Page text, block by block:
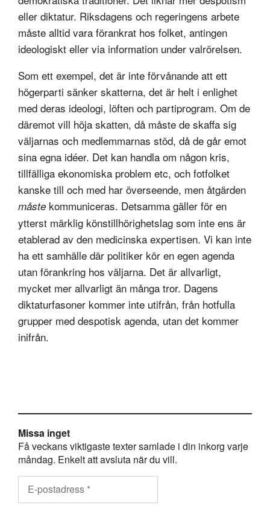
eller diktatur. Riksdagens och regeringens arbete
måste alltid vara förankrat hos folket, antingen
ideologiskt eller via information under valrörelsen.
Som ett exempel, det är inte förvånande att ett
högerparti sänker skatterna, det är helt i enlighet
med deras ideologi, löften och partiprogram. Om de
däremot vill höja skatten, då måste de skaffa sig
väljarnas och medlemmarnas stöd, då de går emot
sina egna idéer. Det kan handla om någon kris,
tillfälliga ekonomiska problem etc, och fotfolket
kanske till och med har överseende, men åtgärden
måste kommuniceras. Detsamma gäller för en
ytterst märklig könstillhörighetslag som inte ens är
etablerad av den medicinska expertisen. Vi kan inte
ha ett samhälle där politiker kör en egen agenda
utan förankring hos väljarna. Det är allvarligt,
mycket mer allvarligt än många tror. Dagens
diktaturfasoner kommer inte utifrån, från hotfulla
grupper med despotisk agenda, utan det kommer
inifrån.
Missa inget
Få veckans viktigaste texter samlade i din inkorg varje
måndag. Enkelt att avsluta när du vill.